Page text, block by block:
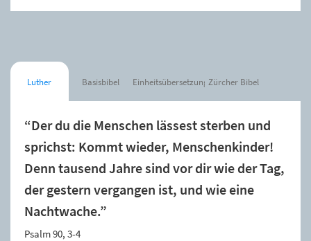
Luther Basisbibel Einheitsübersetzung Zürcher Bibel
“Der du die Menschen lässest sterben und
sprichst: Kommt wieder, Menschenkinder!
Denn tausend Jahre sind vor dir wie der Tag,
der gestern vergangen ist, und wie eine
Nachtwache.”
Psalm 90, 3-4